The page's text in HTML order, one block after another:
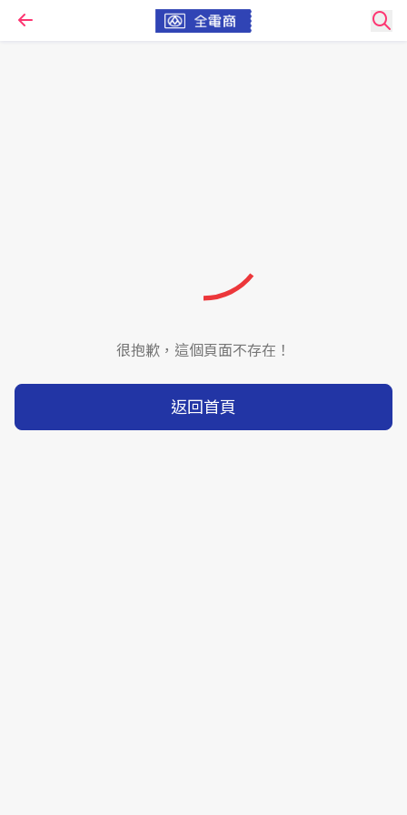
很抱歉，這個頁面不存在！
返回首頁